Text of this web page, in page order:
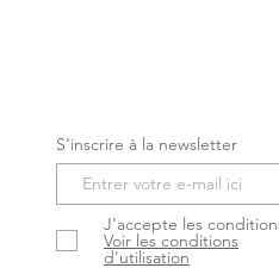
S'inscrire à la newsletter
J'accepte les
Voir les conditions
d'utilisation